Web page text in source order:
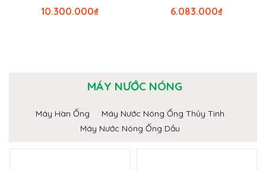
₫
10.300.000 ₫
6.083.000
MÁY NƯỚC NÓNG
Máy Hàn Ống
Máy Nước Nóng Ống Thủy Tinh
Máy Nước Nóng Ống Dầu